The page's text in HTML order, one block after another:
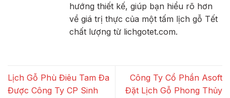
hướng thiết kế, giúp bạn hiểu rõ hơn
về giá trị thực của một tấm lịch gỗ Tết
chất lượng từ lichgotet.com.
Lịch Gỗ Phù Điêu Tam Đa
Được Công Ty CP Sinh
Công Ty Cổ Phần Asoft
Đặt Lịch Gỗ Phong Thủy